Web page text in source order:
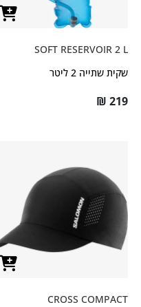
SOFT RESERVOIR 2 L
שקית שתייה 2 ליטר
₪ 219
CROSS COMPACT